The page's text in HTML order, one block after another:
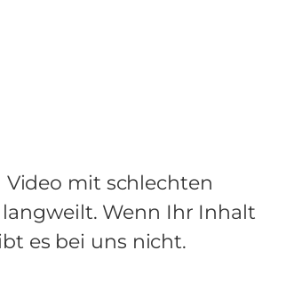
mit schlechten
Wenn Ihr Inhalt
es bei uns nicht.